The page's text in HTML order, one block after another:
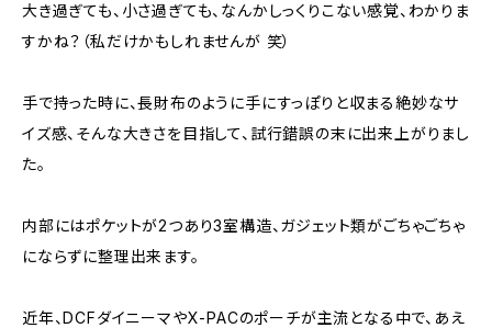
大き過ぎても、小さ過ぎても、なんかしっくりこない感覚、わかりま
すかね？（私だけかもしれませんが 笑）
手で持った時に、長財布のように手にすっぽりと収まる絶妙なサ
イズ感、そんな大きさを目指して、試行錯誤の末に出来上がりまし
た。
内部にはポケットが2つあり3室構造、ガジェット類がごちゃごちゃ
にならずに整理出来ます。
近年、DCFダイニーマやX-PACのポーチが主流となる中で、あえ